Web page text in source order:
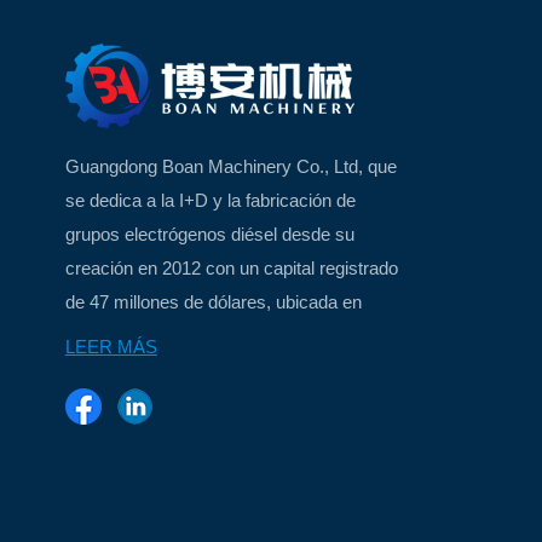
Guangdong Boan Machinery Co., Ltd, que
se dedica a la I+D y la fabricación de
grupos electrógenos diésel desde su
creación en 2012 con un capital registrado
de 47 millones de dólares, ubicada en
Xiamen, China, una hermosa ciudad
LEER MÁS